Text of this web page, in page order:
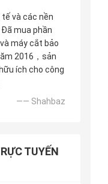
và các nền
mua phần
máy cắt bảo
2016，sản
ích cho công
—— Shahbaz
TUYẾN